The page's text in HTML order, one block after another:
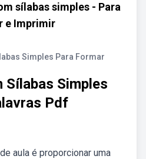
sílabas simples - Para
e Imprimir
Simples Para Formar
Sílabas Simples
Pdf
aula é proporcionar uma